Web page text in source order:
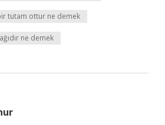
tutam ottur ne demek
ne demek